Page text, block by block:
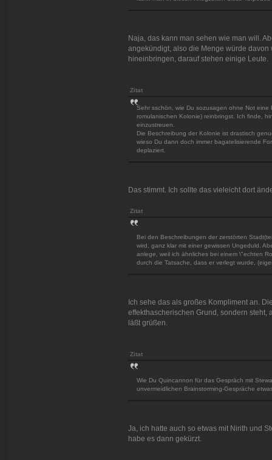
Naja, das kann man sehen wie man will.
angekündigt, also die Menge würde
hineinbringen, darauf stehen einige Leute.
Zitat
Sehr sschön, wie Du sozusagen ohne Not eine
romulanischen Kolonie) reinbringst. Ich finde,
einzustreuen.
Die Beschreibung der Kolonie ist drastisch
wieso Du dann doch immer bagatelisierende
deplaziert.
Das stimmt. Ich sollte das vieleicht dort
Zitat
Bei den Beschreibungen der zerstörten
wird, ganz klar mit einer gewissen Ungeduld.
anlege, weil ich ähnliches bei einem \"echten
durch die Tatsache, dass er verlegt wurde,
Ich sehe das als großes Kompliment an.
effekthascherischen Grund, sondern
läßt grüßen.
Zitat
Wie Du Quincannon für das Gespräch mit
unvermeidlichen Brainstorming-Gespräche
Ja, ich hatte auch so etwas mit Nirith und
habe es dann gekürzt.